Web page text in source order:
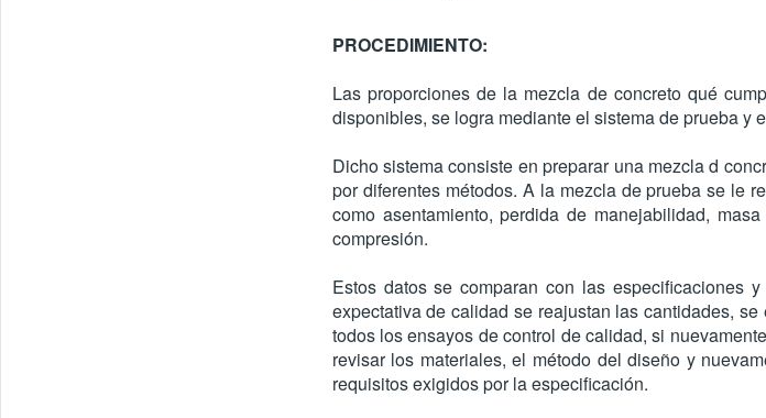
PROCEDIMIENTO:
Las proporciones de la mezcla de concreto qué
disponibles, se logra mediante el sistema de prueba y
Dicho sistema consiste en preparar una mezcla d
por diferentes métodos. A la mezcla de prueba se le
como asentamiento, perdida de manejabilidad,
compresión.
Estos datos se comparan con las especificaciones
expectativa de calidad se reajustan las cantidades,
todos los ensayos de control de calidad, si
revisar los materiales, el método del diseño y
requisitos exigidos por la especificación.